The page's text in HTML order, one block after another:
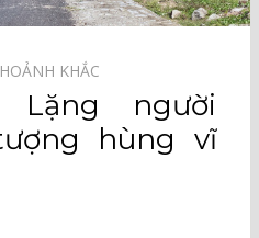
KHẮC⠀
Lặng người
hùng vĩ